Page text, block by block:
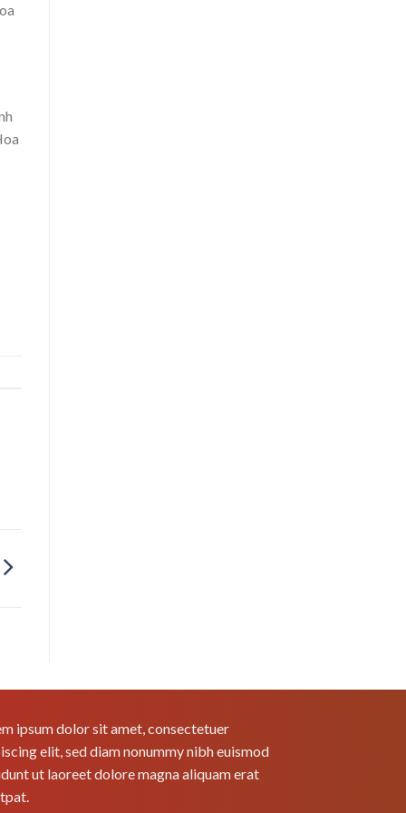
ipsum dolor sit amet, consectetuer
elit, sed diam nonummy nibh euismod
ut laoreet dolore magna aliquam erat